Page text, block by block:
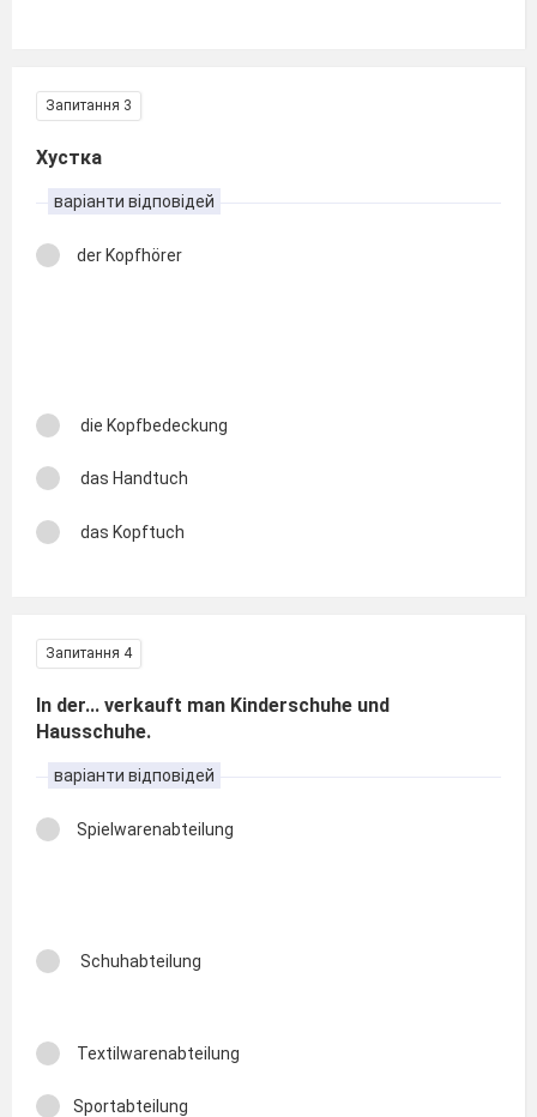
Запитання 3
Хустка
варіанти відповідей
der Kopfhörer
die Kopfbedeckung
das Handtuch
das Kopftuch
Запитання 4
In der... verkauft man Kinderschuhe und
Hausschuhe.
варіанти відповідей
Spielwarenabteilung
Schuhabteilung
Textilwarenabteilung
Sportabteilung